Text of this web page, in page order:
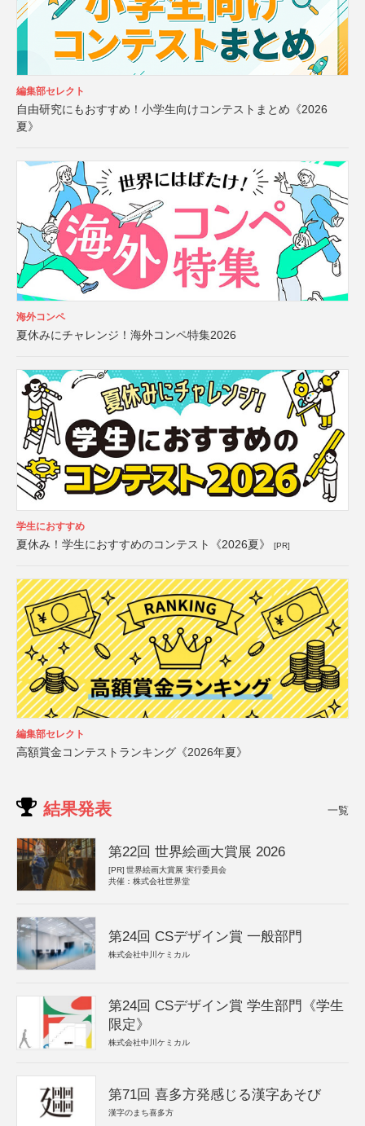
編集部セレクト
自由研究にもおすすめ！小学生向けコンテストまとめ《2026
夏》
海外コンペ
夏休みにチャレンジ！海外コンペ特集2026
学生におすすめ
夏休み！学生におすすめのコンテスト《2026夏》 [PR]
編集部セレクト
高額賞金コンテストランキング《2026年夏》
結果発表 一覧
第22回 世界絵画大賞展 2026
[PR] 世界絵画大賞展 実行委員会
共催：株式会社世界堂
第24回 CSデザイン賞 一般部門
株式会社中川ケミカル
第24回 CSデザイン賞 学生部門《学生
限定》
株式会社中川ケミカル
第71回 喜多方発感じる漢字あそび
漢字のまち喜多方